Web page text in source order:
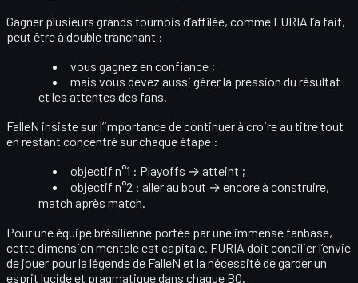
Gagner plusieurs grands tournois d’affilée, comme FURIA l’a fait,
peut être à double tranchant :
vous gagnez en confiance ;
mais vous devez aussi gérer la pression du résultat
et les attentes des fans.
FalleN insiste sur l’importance decontinuer à croire au titretout
en restant concentré sur chaque étape :
objectif n°1 : Playoffs → atteint ;
objectif n°2 : aller au bout → encore à construire,
match après match.
Pour une équipe brésilienne portée par une immense fanbase,
cette dimension mentale est capitale. FURIA doit concilier l’envie
de jouer pour la légende de FalleN et la nécessité de garder un
esprit lucide et pragmatiquedans chaque BO.